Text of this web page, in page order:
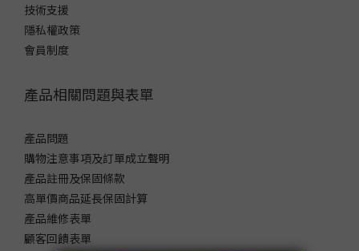
技術支援
隱私權政策
會員制度
產品相關問題與表單
產品問題
購物注意事項及訂單成立聲明
產品註冊及保固條款
高單價商品延長保固計算
產品維修表單
顧客回饋表單